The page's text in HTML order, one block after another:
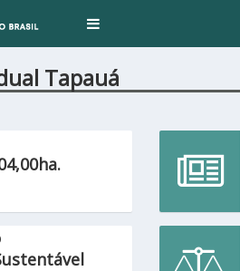
Toggle
Tapauá